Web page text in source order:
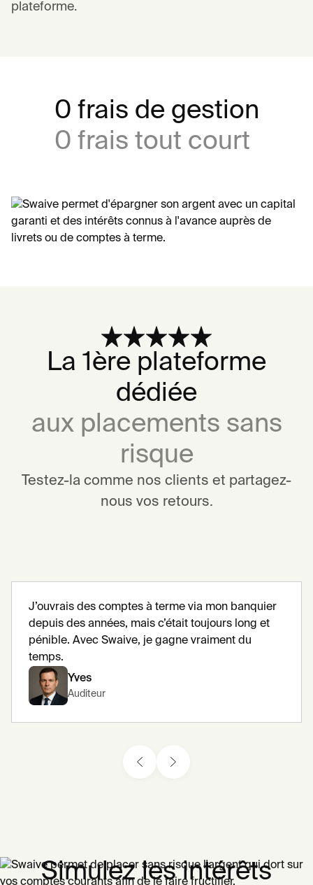
plateforme.
0 frais de gestion
0 frais tout court
La 1ère plateforme
dédiée
aux placements sans
risque
Testez-la comme nos clients et partagez-
nous vos retours.
J’ouvrais des comptes à terme via mon banquier
depuis des années, mais c’était toujours long et
pénible. Avec Swaive, je gagne vraiment du
temps.
Yves
Auditeur
Simulez les intérêts